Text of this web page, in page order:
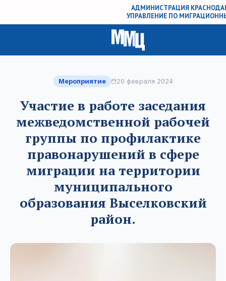
АДМИНИСТРАЦИЯ
УПРАВЛЕНИЕ ПО
Мероприятие 20 февраля 2024
Участие в работе заседания
межведомственной рабочей
группы по профилактике
правонарушений в сфере
миграции на территории
муниципального
образования Выселковский
район.